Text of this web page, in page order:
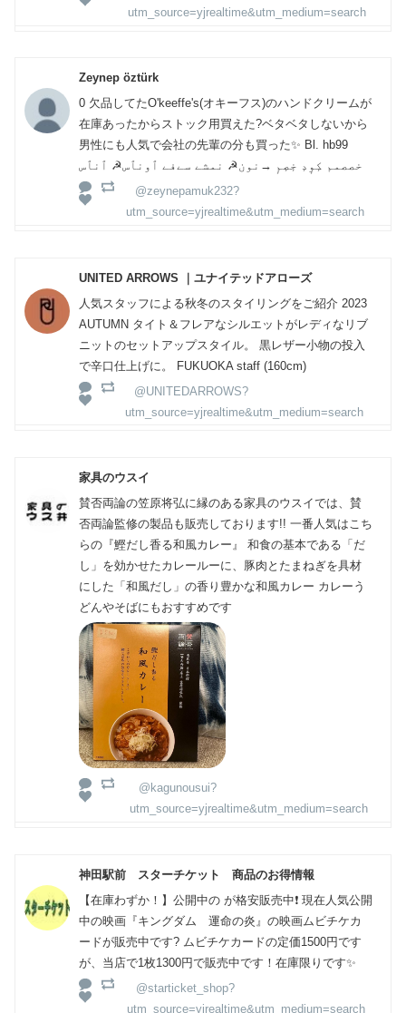
utm_source=yjrealtime&utm_medium=search
Zeynep öztürk
0 欠品してたO'keeffe's(オキーフス)のハンドクリームが
在庫あったからストック用買えた?ベタベタしないから
男性にも人気で会社の先輩の分も買った✨ Bl. hb99
خصصمم كٕوٕدٕ خٕصٕمٕ →نون☭ نمشے سےفے ٱونٱس☭ ٱنٱس
@zeynepamuk232?
utm_source=yjrealtime&utm_medium=search
UNITED ARROWS ｜ユナイテッドアローズ
人気スタッフによる秋冬のスタイリングをご紹介 2023
AUTUMN タイト＆フレアなシルエットがレディなリブ
ニットのセットアップスタイル。 黒レザー小物の投入
で辛口仕上げに。 FUKUOKA staff (160cm)
@UNITEDARROWS?
utm_source=yjrealtime&utm_medium=search
家具のウスイ
賛否両論の笠原将弘に縁のある家具のウスイでは、賛
否両論監修の製品も販売しております!! 一番人気はこち
らの『鰹だし香る和風カレー』 和食の基本である「だ
し」を効かせたカレールーに、豚肉とたまねぎを具材
にした「和風だし」の香り豊かな和風カレー カレーう
どんやそばにもおすすめです
@kagunousui?
utm_source=yjrealtime&utm_medium=search
神田駅前 スターチケット 商品のお得情報
【在庫わずか！】公開中の が格安販売中❗️ 現在人気公開
中の映画『キングダム 運命の炎』の映画ムビチケカ
ードが販売中です? ムビチケカードの定価1500円です
が、当店で1枚1300円で販売中です！在庫限りです✨
@starticket_shop?
utm_source=yjrealtime&utm_medium=search